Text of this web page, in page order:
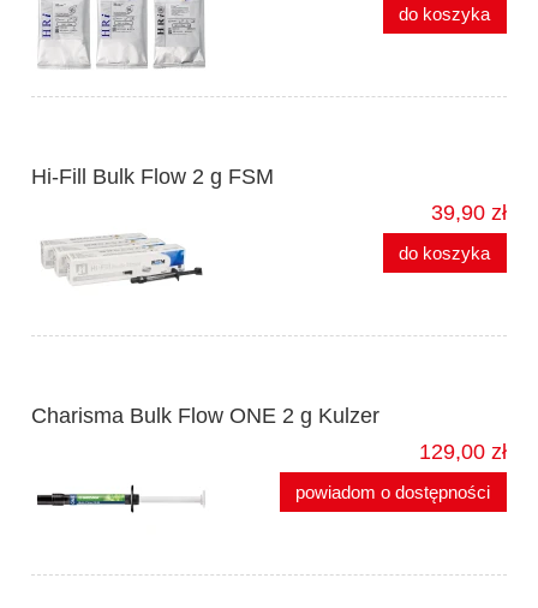
do koszyka
Hi-Fill Bulk Flow 2 g FSM
39,90 zł
do koszyka
Charisma Bulk Flow ONE 2 g Kulzer
129,00 zł
powiadom o dostępności